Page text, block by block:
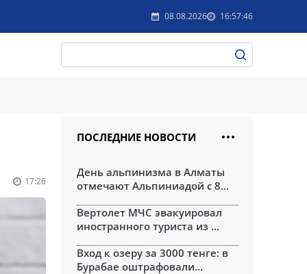
08.08.2026 16:57:46
17:26
ПОСЛЕДНИЕ НОВОСТИ
День альпинизма в Алматы
отмечают Альпиниадой с 8...
Вертолет МЧС эвакуировал
иностранного туриста из ...
Вход к озеру за 3000 тенге: в
Бурабае оштрафовали...